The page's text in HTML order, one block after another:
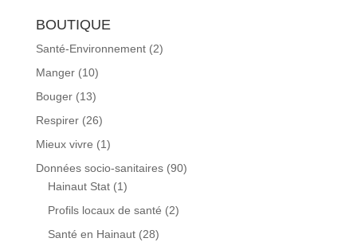
BOUTIQUE
Santé-Environnement (2)
Manger (10)
Bouger (13)
Respirer (26)
Mieux vivre (1)
Données socio-sanitaires (90)
Hainaut Stat (1)
Profils locaux de santé (2)
Santé en Hainaut (28)